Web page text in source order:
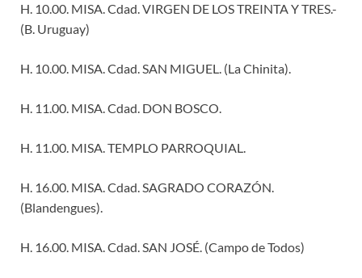
H. 10.00. MISA. Cdad. VIRGEN DE LOS TREINTA Y TRES.-
(B. Uruguay)
H. 10.00. MISA. Cdad. SAN MIGUEL. (La Chinita).
H. 11.00. MISA. Cdad. DON BOSCO.
H. 11.00. MISA. TEMPLO PARROQUIAL.
H. 16.00. MISA. Cdad. SAGRADO CORAZÓN.
(Blandengues).
H. 16.00. MISA. Cdad. SAN JOSÉ. (Campo de Todos)